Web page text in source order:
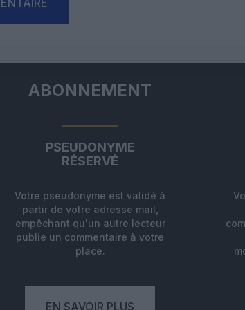
ABONNEMENT
PSEUDONYME
RÉSERVÉ
Votre pseudonyme est validé à
partir de votre adresse mail,
empêchant qu'un autre lecteur
publie un commentaire à votre
place.
EN SAVOIR PLUS